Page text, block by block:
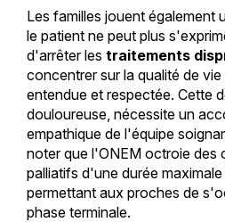
Les familles jouent également
le patient ne peut plus
d'arrêter les traitements
concentrer sur la qualité de
entendue et respectée. Cette
douloureuse, nécessite un
empathique de l'équipe
noter que l'ONEM octroie des
palliatifs d'une durée
permettant aux proches de
phase terminale.